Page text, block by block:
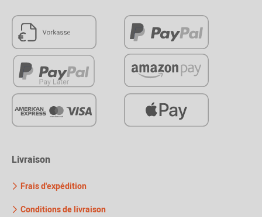
Livraison
Frais d'expédition
Conditions de livraison